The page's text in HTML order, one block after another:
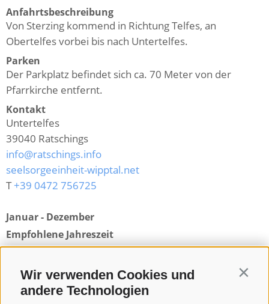
Wir verwenden Cookies und
andere Technologien
Anfahrtsbeschreibung
Von Sterzing kommend in Richtung Telfes, an
Obertelfes vorbei bis nach Untertelfes.
Parken
Der Parkplatz befindet sich ca. 70 Meter von der
Pfarrkirche entfernt.
Kontakt
Untertelfes
39040 Ratschings
info@ratschings.info
seelsorgeeinheit-wipptal.net
T+39 0472 756725
Januar - Dezember
Empfohlene Jahreszeit
Zurück zur Übersicht